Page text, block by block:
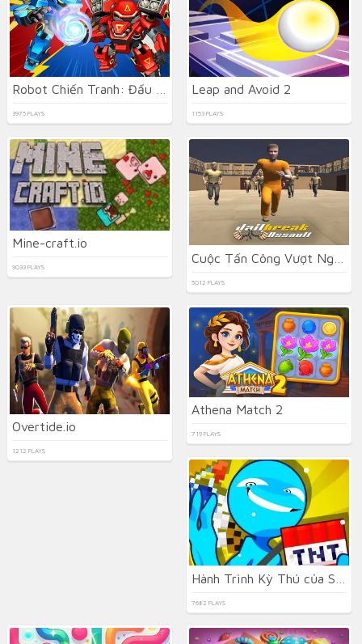
3975 PLAYS
Leap and Avoid 2
1153 PLAYS
Mine-craft.io
9033 PLAYS
5012 PLAYS
Overtide.io
1212 PLAYS
Athena Match 2
719 PLAYS
7682 PLAYS